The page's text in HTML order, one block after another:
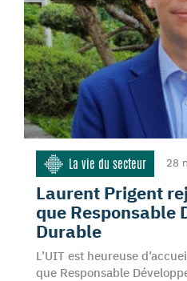
La vie du secteur 28
Laurent Prigent
que Responsable
Durable
L’UIT est heureuse
que Responsable